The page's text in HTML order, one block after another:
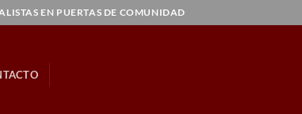
EN PUERTAS DE COMUNIDAD